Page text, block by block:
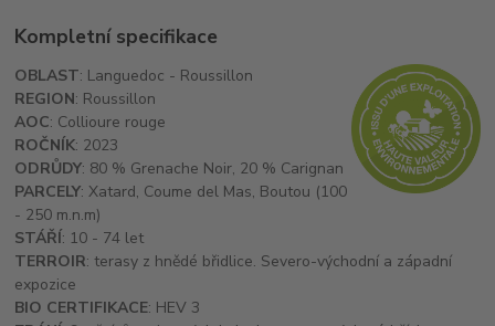
Kompletní specifikace
OBLAST: Languedoc - Roussillon
REGION: Roussillon
AOC: Collioure rouge
ROČNÍK: 2023
ODRŮDY: 80 % Grenache Noir, 20 % Carignan
PARCELY: Xatard, Coume del Mas, Boutou (100
- 250 m.n.m)
STÁŘÍ: 10 - 74 let
TERROIR: terasy z hnědé břidlice. Severo-východní a západní
expozice
BIO CERTIFIKACE: HEV 3